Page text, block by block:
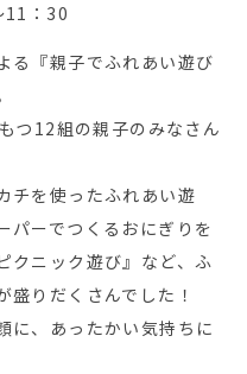
11：30
る『親子でふれあい遊び
つ12組の親子のみなさん
チを使ったふれあい遊
パーでつくるおにぎりを
クニック遊び』など、ふ
りだくさんでした！
に、あったかい気持ちに